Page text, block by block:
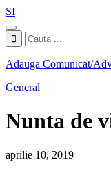
SI
Adauga Comunicat/
General
Nunta de
aprilie 10, 2019